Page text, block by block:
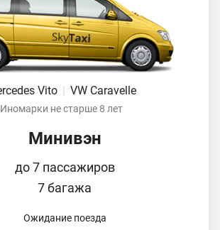
Vito VW Caravelle
Иномарки не старше 8 лет
Минивэн
до 7 пассажиров
7 багажа
Ожидание поезда